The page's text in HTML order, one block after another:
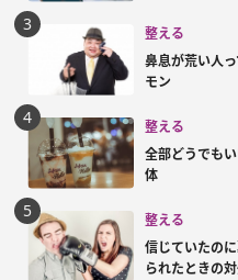
整える
鼻息が荒い人
モン
整える
全部どうでも
体
整える
信じていたの
られたときの対